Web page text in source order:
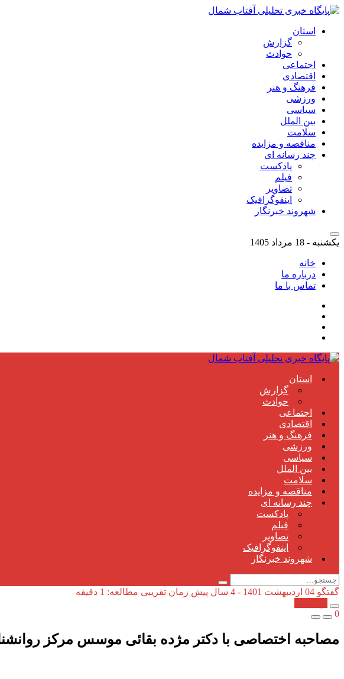
استان
گزارش
حوادث
اجتماعی
اقتصادی
فرهنگ و هنر
ورزشی
سیاسی
بین الملل
سلامت
مناقصه و مزایده
چند رسانه ای
پادکست
فیلم
تصاویر
اینفوگرافیک
شهروند خبرنگار
یکشنبه - 18 مرداد 1405
خانه
درباره ما
تماس با ما
استان
گزارش
حوادث
اجتماعی
اقتصادی
فرهنگ و هنر
ورزشی
سیاسی
بین الملل
سلامت
مناقصه و مزایده
چند رسانه ای
پادکست
فیلم
تصاویر
اینفوگرافیک
شهروند خبرنگار
گفتگو 04 اردیبهشت 1401 - 4 سال پیش
زمان تقریبی مطالعه: 1 دقیقه
0
مصاحبه اختصاصی با دکتر مژده بقائی موسس مرکز